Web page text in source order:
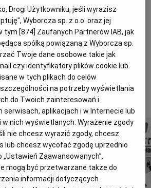
Wyborcza Classic
Wysokie Obcasy
Jutronauci
Inne serwisy
którzy są chętni. Na razie
złożyła Mniejszość. Rozmowy
innego ugrupowania, ale
mogę na razie powiedzieć
Aby czytać dalej, kup dostęp
tekstów od 1989 roku.
Drogi Użytkowniku, jeśli wyrazisz
Wyborcza sp. z o.o. oraz jej
tym [874] Zaufanych Partnerów IAB, jak
spółką powiązaną z Wyborcza sp.
Twoje dane osobowe takie jak
czy identyfikatory plików cookie lub
w tych plikach do celów
na potrzeby wyświetlania
do Twoich zainteresowań i
serwisach, aplikacjach i w Internecie lub
nich wyświetlanych. Wyrażenie zgody
nie chcesz wyrazić zgody, chcesz
lub chcesz wycofać zgodę uprzednio
Zaawansowanych”.
mogą być przetwarzane także do
informacji dotyczących